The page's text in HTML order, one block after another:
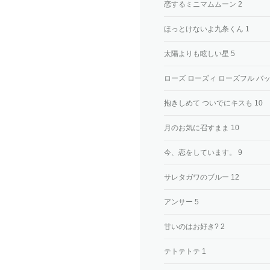
恋するミニマムムーン 2
ほっとけないよ九条くん 1
太陽よりも眩しい星 5
ローズ ローズィ ローズフル バ
抱きしめて ついでにキスも 10
月のお気に召すまま 10
今、恋をしています。 9
サレタガワのブルー 12
アンサー 5
甘いのはお好き? 2
テトテトテ 1